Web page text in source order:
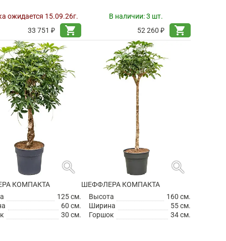
ожидается 15.09.26г.
33 751 ₽
shopping_cart
В наличии:3 шт.
52 260 ₽
shopping_cart
search
КОМПАКТА
125 см.
60 см.
30 см.
search
ШЕФФЛЕРА КОМПАКТА
Высота
160 см.
Ширина
55 см.
Горшок
34 см.